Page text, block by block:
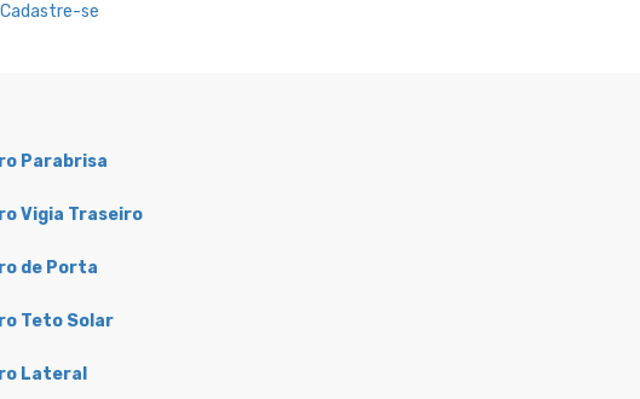
Cadastre-se
Parabrisa
Vigia Traseiro
de Porta
Teto Solar
Lateral